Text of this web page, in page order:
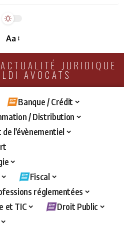
Aa
JURIDIQUE
AVOCATS
Banque / Crédit
/ Distribution
l’évènementiel
Fiscal
réglementées
et TIC
Droit Public